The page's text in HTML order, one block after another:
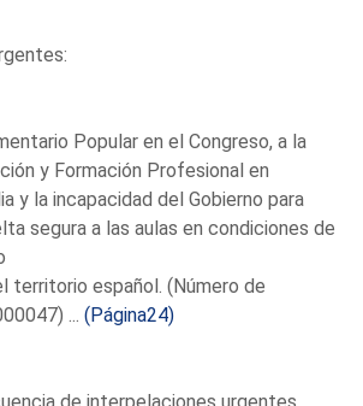
Popular en el Congreso, a la
y Formación Profesional en
y la incapacidad del Gobierno para
segura a las aulas en condiciones de
territorio español. (Número de
...(Página24)
de interpelaciones urgentes.